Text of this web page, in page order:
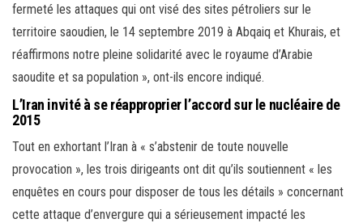
fermeté les attaques qui ont visé des sites pétroliers sur le
territoire saoudien, le 14 septembre 2019 à Abqaiq et Khurais, et
réaffirmons notre pleine solidarité avec le royaume d’Arabie
saoudite et sa population », ont-ils encore indiqué.
L’Iran invité à se réapproprier l’accord sur le nucléaire de
2015
Tout en exhortant l’Iran à « s’abstenir de toute nouvelle
provocation », les trois dirigeants ont dit qu’ils soutiennent « les
enquêtes en cours pour disposer de tous les détails » concernant
cette attaque d’envergure qui a sérieusement impacté les